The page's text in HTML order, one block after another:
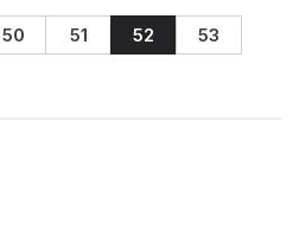
50 51 52
53